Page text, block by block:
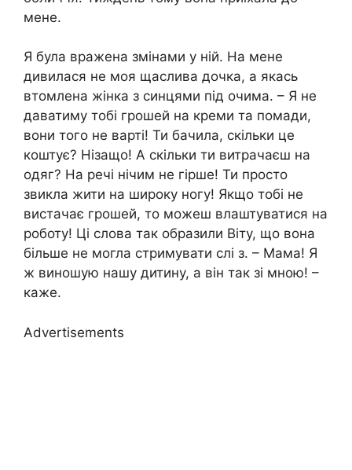
мене.
Я була вражена змінами у ній. На мене
дивилася не моя щаслива дочка, а якась
втомлена жінка з синцями під очима. – Я не
даватиму тобі грошей на креми та помади,
вони того не варті! Ти бачила, скільки це
коштує? Нізащо! А скільки ти витрачаєш на
одяг? На речі нічим не гірше! Ти просто
звикла жити на широку ногу! Якщо тобі не
вистачає грошей, то можеш влаштуватися на
роботу! Ці слова так образили Віту, що вона
більше не могла стримувати слі з. – Мама! Я
ж виношую нашу дитину, а він так зі мною! –
каже.
Advertisements